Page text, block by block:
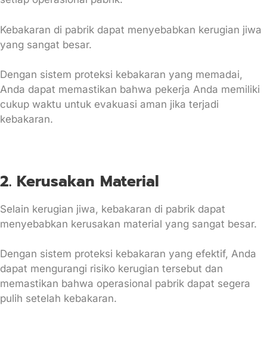
Kebakaran di pabrik dapat menyebabkan kerugian jiwa
yang sangat besar.
Dengan sistem proteksi kebakaran yang memadai,
Anda dapat memastikan bahwa pekerja Anda memiliki
cukup waktu untuk evakuasi aman jika terjadi
kebakaran.
2. Kerusakan Material
Selain kerugian jiwa, kebakaran di pabrik dapat
menyebabkan kerusakan material yang sangat besar.
Dengan sistem proteksi kebakaran yang efektif, Anda
dapat mengurangi risiko kerugian tersebut dan
memastikan bahwa operasional pabrik dapat segera
pulih setelah kebakaran.